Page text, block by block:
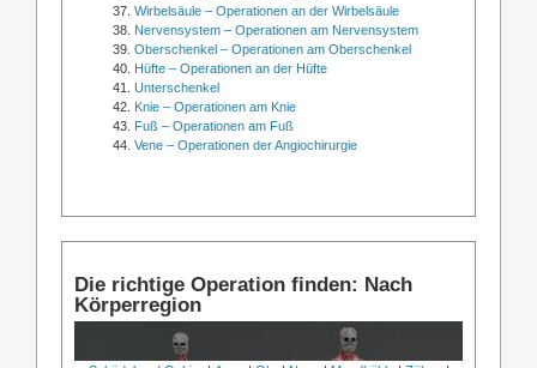
Wirbelsäule – Operationen an der Wirbelsäule
Nervensystem – Operationen am Nervensystem
Oberschenkel – Operationen am Oberschenkel
Hüfte – Operationen an der Hüfte
Unterschenkel
Knie – Operationen am Knie
Fuß – Operationen am Fuß
Vene – Operationen der Angiochirurgie
Die richtige Operation finden: Nach
Körperregion